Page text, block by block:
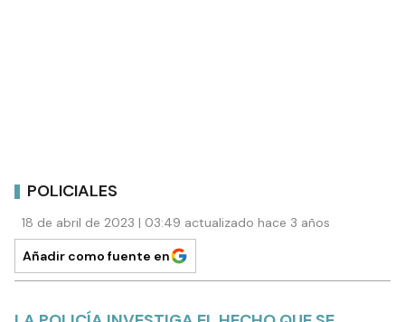
POLICIALES
18 de abril de 2023 | 03:49 actualizado hace 3 años
Añadir como fuente en